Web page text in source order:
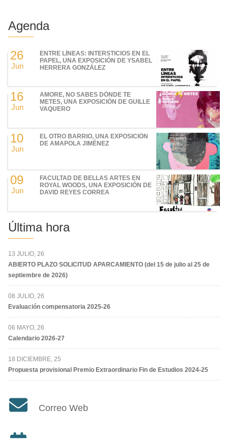
Agenda
26
Jun
ENTRE LÍNEAS: INTERSTICIOS EN EL
PAPEL, UNA EXPOSICIÓN DE YSABEL
HERRERA GONZÁLEZ
16
Jun
AMORE, NO SABES DÓNDE TE
METES, UNA EXPOSICIÓN DE GUILLE
VAQUERO
10
Jun
EL OTRO BARRIO, UNA EXPOSICIÓN
DE AMAPOLA JIMÉNEZ
09
Jun
FACULTAD DE BELLAS ARTES EN
ROYAL WOODS, UNA EXPOSICIÓN DE
DAVID REYES CORREA
Última hora
13 JULIO, 26
ABIERTO PLAZO SOLICITUD APARCAMIENTO (del 15 de julio al 25 de
septiembre de 2026)
08 JULIO, 26
Evaluación compensatoria 2025-26
06 MAYO, 26
Calendario 2026-27
18 DICIEMBRE, 25
Propuesta provisional Premio Extraordinario Fin de Estudios 2024-25
Correo Web